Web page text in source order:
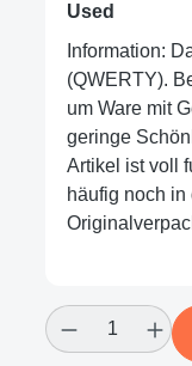
Used
Information:
(QWERTY).
um Ware mit
geringe
Artikel ist voll
häufig noch in
Product